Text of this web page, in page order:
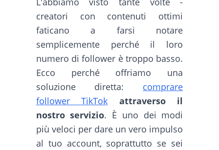
creatori con contenuti ottimi
faticano a farsi notare
semplicemente perché il loro
numero di follower è troppo basso.
Ecco perché offriamo una
soluzione diretta: comprare
follower TikTok
attraverso il
nostro servizio. È uno dei modi
più veloci per dare un vero impulso
al tuo account, soprattutto se sei